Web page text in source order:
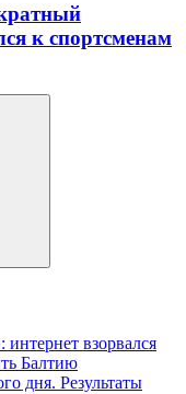
к спортсменам
взорвался
Балтию
дня. Результаты